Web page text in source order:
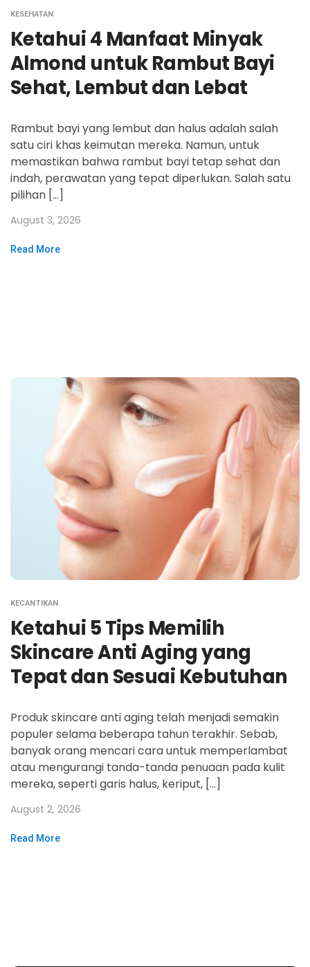
KESEHATAN
Ketahui 4 Manfaat Minyak
Almond untuk Rambut Bayi
Sehat, Lembut dan Lebat
Rambut bayi yang lembut dan halus adalah salah
satu ciri khas keimutan mereka. Namun, untuk
memastikan bahwa rambut bayi tetap sehat dan
indah, perawatan yang tepat diperlukan. Salah satu
pilihan […]
August 3, 2026
Read More
KECANTIKAN
Ketahui 5 Tips Memilih
Skincare Anti Aging yang
Tepat dan Sesuai Kebutuhan
Produk skincare anti aging telah menjadi semakin
populer selama beberapa tahun terakhir. Sebab,
banyak orang mencari cara untuk memperlambat
atau mengurangi tanda-tanda penuaan pada kulit
mereka, seperti garis halus, keriput, […]
August 2, 2026
Read More